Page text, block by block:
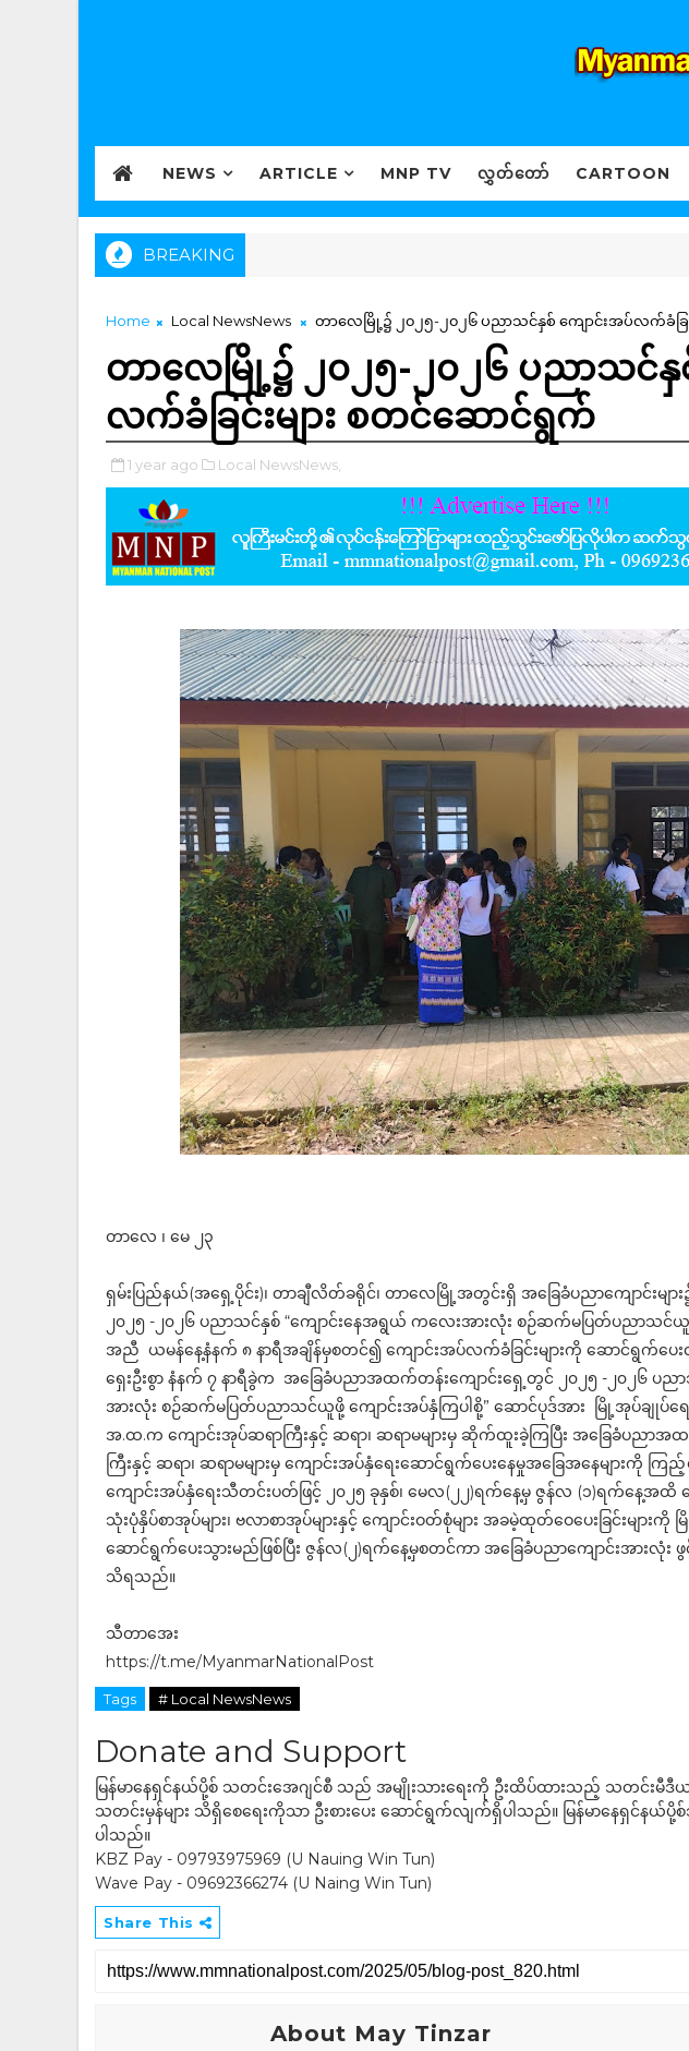
NEWS ARTICLE MNP TV လွှတ်တော် CARTOON
BREAKING
Home Local NewsNews တာလေမြို့၌ ၂၀၂၅-၂၀၂၆ ပညာသင်နှစ် ကျောင်းအပ်လက်ခံခြ
တာလေမြို့၌ ၂၀၂၅-၂၀၂၆ ပညာသင်နှ
လက်ခံခြင်းများ စတင်ဆောင်ရွက်
1 year ago Local NewsNews,
တာလေ ၊ မေ ၂၃
ရှမ်းပြည်နယ်(အရှေ့ပိုင်း)၊ တာချီလိတ်ခရိုင်၊ တာလေမြို့အတွင်းရှိ အခြေခံပညာကျောင်းများ၌
၂၀၂၅ -၂၀၂၆ ပညာသင်နှစ် “ကျောင်းနေအရွယ် ကလေးအားလုံး စဉ်ဆက်မပြတ်ပညာသင်ယူ
အညီ ယမန်နေ့နံနက် ၈ နာရီအချိန်မှစတင်၍ ကျောင်းအပ်လက်ခံခြင်းများကို ဆောင်ရွက်ပ
ရှေးဦးစွာ နံနက် ၇ နာရီခွဲက အခြေခံပညာအထက်တန်းကျောင်းရှေ့တွင် ၂၀၂၅ -၂၀၂၆ ပည
အားလုံး စဉ်ဆက်မပြတ်ပညာသင်ယူဖို့ ကျောင်းအပ်နှံကြပါစို့” ဆောင်ပုဒ်အား ​​​​ မြို့အုပ်ချုပ်ရေး
အ.ထ.က​​ ကျောင်းအုပ်ဆရာကြီးနှင့် ဆရာ၊ ဆရာမများမှ ဆိုက်ထူးခဲ့ကြပြီး အခြေခံပညာအ
ကြီးနှင့် ဆရာ၊ ဆရာမများမှ ကျောင်းအပ်နှံရေးဆောင်ရွက်ပေးနေမှုအခြေအနေများကို က
ကျောင်းအပ်နှံရေးသီတင်းပတ်ဖြင့် ၂၀၂၅ ခုနှစ်၊ မေလ(၂၂)ရက်နေ့မှ ဇွန်လ (၁)ရက်နေ့အထိ ကျ
သုံးပုံနှိပ်စာအုပ်များ၊ ဗလာစာအုပ်များနှင့် ကျောင်းဝတ်စုံများ အခမဲ့ထုတ်ဝေပေးခြင်းများ
ဆောင်ရွက်ပေးသွားမည်ဖြစ်ပြီး ဇွန်လ(၂)ရက်နေ့မှစတင်ကာ အခြေခံပညာကျောင်းအားလုံး ဖွ
သိရသည်။
သီတာအေး
https://t.me/MyanmarNationalPost
Tags # Local NewsNews
Donate and Support
မြန်မာနေရှင်နယ်ပို့စ် သတင်းအေဂျင်စီ သည် အမျိုးသားရေးကို ဦးထိပ်ထားသည့် သတင်းမီဒီယာ
သတင်းမှန်များ သိရှိစေရေးကိုသာ ဦးစားပေး ဆောင်ရွက်လျက်ရှိပါသည်။ မြန်မာနေရှင်နယ်
ပါသည်။
KBZ Pay - 09793975969 (U Nauing Win Tun)
Wave Pay - 09692366274 (U Naing Win Tun)
Share This
About May Tinzar